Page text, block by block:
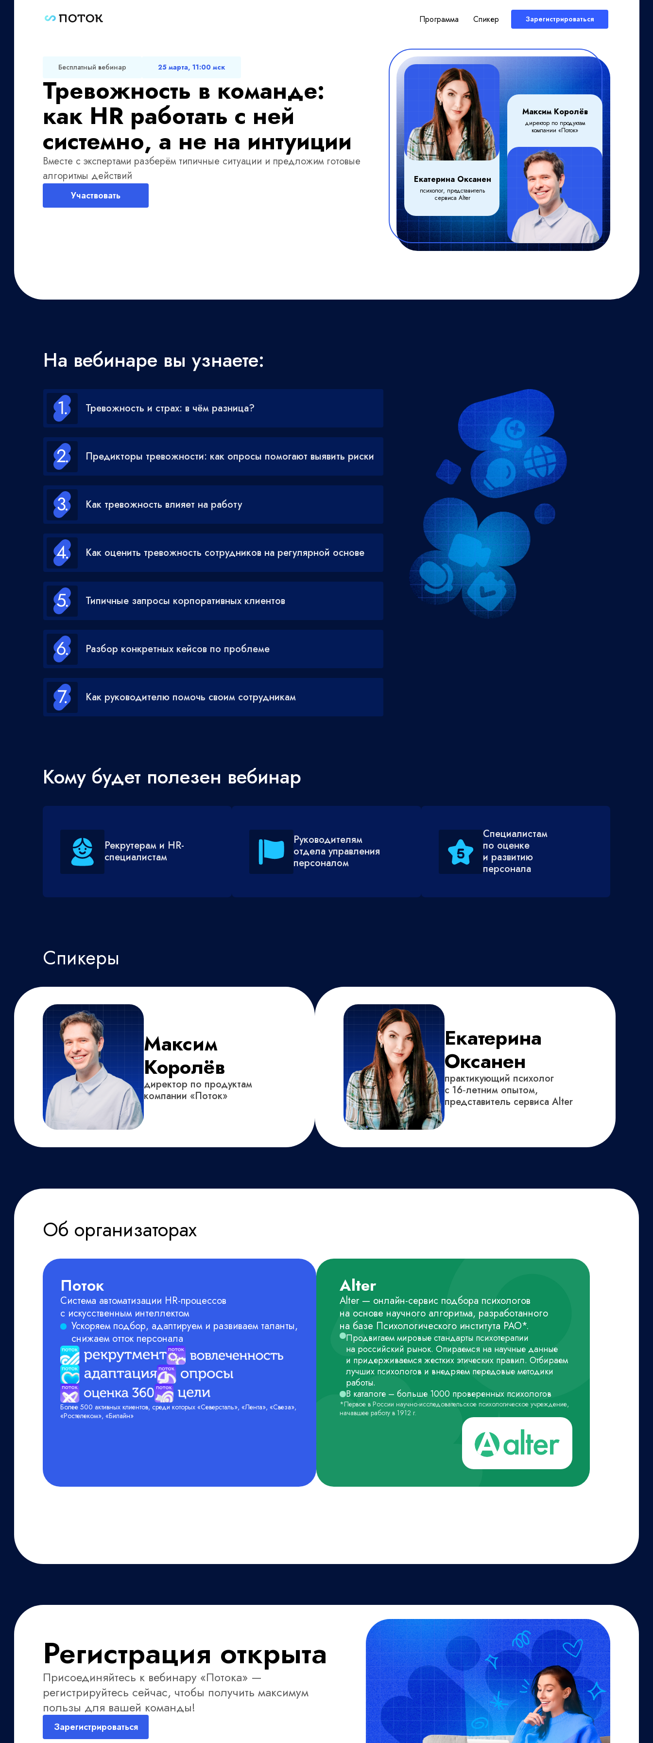
Программа Спикер Зарегистрироваться
Екатерина Оксанен
психолог, представитель
сервиса Alter
Максим Королёв
директор по продуктам
компании «Поток»
Бесплатный вебинар 25 марта, 11:00 мск
Тревожность в команде:
как HR работать с ней
системно, а не на интуиции
Вместе с экспертами разберём типичные ситуации и предложим готовые
алгоритмы действий
Участвовать
Как руководителю помочь своим сотрудникам
Разбор конкретных кейсов по проблеме
Типичные запросы корпоративных клиентов
Как оценить тревожность сотрудников на регулярной основе
Как тревожность влияет на работу
Предикторы тревожности: как опросы помогают выявить риски
Тревожность и страх: в чём разница?
На вебинаре вы узнаете:
Кому будет полезен вебинар
Рекрутерам и HR-
специалистам
Руководителям
отдела управления
персоналом
Специалистам
по оценке
и развитию
персонала
Максим
Королёв
директор по продуктам
компании «Поток»
Екатерина
Оксанен
практикующий психолог
с 16‑летним опытом,
представитель сервиса Alter
Спикеры
Об организаторах
Поток
Система автоматизации HR-процессов
с искусственным интеллектом
Ускоряем подбор, адаптируем и развиваем таланты,
снижаем отток персонала
Более 500 активных клиентов, среди которых «Северсталь», «Лента», «Свеза»,
«Ростелеком», «Билайн»
Alter
Alter — онлайн-сервис подбора психологов
на основе научного алгоритма, разработанного
на базе Психологического института РАО*.
Продвигаем мировые стандарты психотерапии
на российский рынок. Опираемся на научные данные
и придерживаемся жестких этических правил. Отбираем
лучших психологов и внедряем передовые методики
работы.
В каталоге – больше 1000 проверенных психологов
*Первое в России научно-исследовательское психологическое учреждение,
начавшее работу в 1912 г.
Регистрация открыта
Присоединяйтесь к вебинару «Потока» —
регистрируйтесь сейчас, чтобы получить максимум
пользы для вашей команды!
Зарегистрироваться